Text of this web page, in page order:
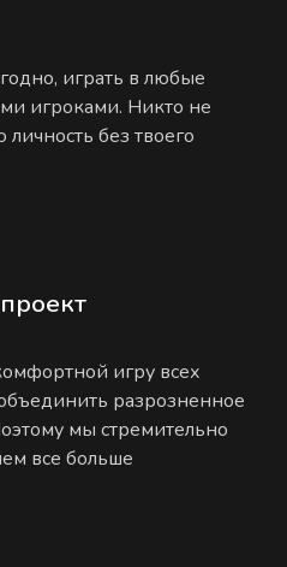
играть в любые
игроками. Никто не
без твоего
игру всех
разрозненное
мы стремительно
все больше